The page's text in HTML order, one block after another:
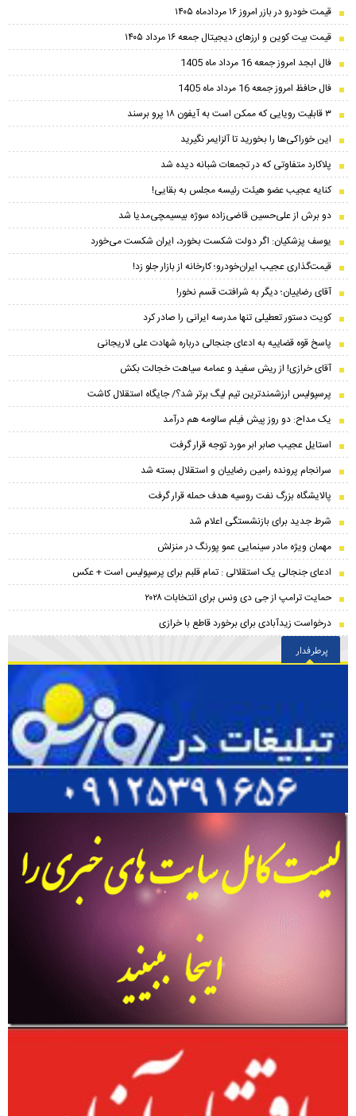
قیمت خودرو در بازر امروز ۱۶ مردادماه ۱۴۰۵
قیمت بیت کوین و ارز‌های دیجیتال جمعه ۱۶ مرداد ۱۴۰۵
فال ابجد امروز جمعه 16 مرداد ماه 1405
فال حافظ امروز جمعه 16 مرداد ماه 1405
۳ قابلیت رویایی که ممکن است به آیفون ۱۸ پرو برسند
این خوراکی‌ها را بخورید تا آلزایمر نگیرید
پلاکارد متفاوتی که در تجمعات شبانه دیده شد
کنایه عجیب عضو هیئت رئیسه مجلس به بقایی!
دو برش از علی‌حسین‌ قاضی‌زاده سوژه بیسیمچی‌مدیا شد
یوسف پزشکیان: اگر دولت شکست بخورد، ایران شکست می‌خورد
قیمت‌گذاری عجیب ایران‌خودرو؛ کارخانه از بازار جلو زد!
آقای رضاییان؛ دیگر به شرافتت قسم نخور!
کویت دستور تعطیلی تنها مدرسه ایرانی را صادر کرد
پاسخ قوه قضاییه به ادعای جنجالی درباره شهادت علی لاریجانی
آقای خرازی! از ریش سفید و عمامه سیاهت خجالت بکش
پرسپولیس ارزشمندترین تیم لیگ برتر شد؟/ جایگاه استقلال کاشت
یک مداح: دو روز پیش فیلم سالومه هم درآمد
استایل عجیب صابر ابر مورد توجه قرار گرفت
سرانجام پرونده رامین رضاییان و استقلال بسته شد
پالایشگاه بزرگ نفت روسیه هدف حمله قرار گرفت
شرط جدید برای بازنشستگی اعلام شد
مهمان ویژه مادر سینمایی عمو پورنگ در منزلش
ادعای جنجالی یک استقلالی : تمام قلبم برای پرسپولیس است + عکس
حمایت ترامپ از جی دی ونس برای انتخابات ۲۰۲۸
درخواست زیدآبادی برای برخورد قاطع با خرازی
پرطرفدار